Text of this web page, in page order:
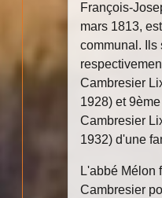
François-
mars 1813,
communal. Ils
Cambresier
1928) et
Cambresier
1932) d'une
L'abbé Mélon
Cambresier